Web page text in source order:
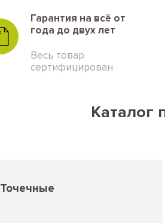
Гарантия на всё от
года до двух лет
Весь товар
сертифицирован
Каталог
Точечные